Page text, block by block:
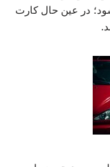
می‌شود؛ در عین حال کارت